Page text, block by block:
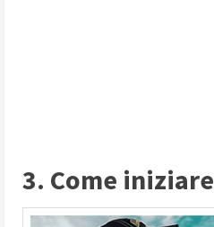
3. Come iniziare